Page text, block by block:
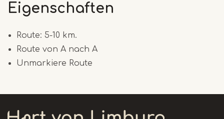
Eigenschaften
Route: 5-10 km.
Route von A nach A
Unmarkiere Route